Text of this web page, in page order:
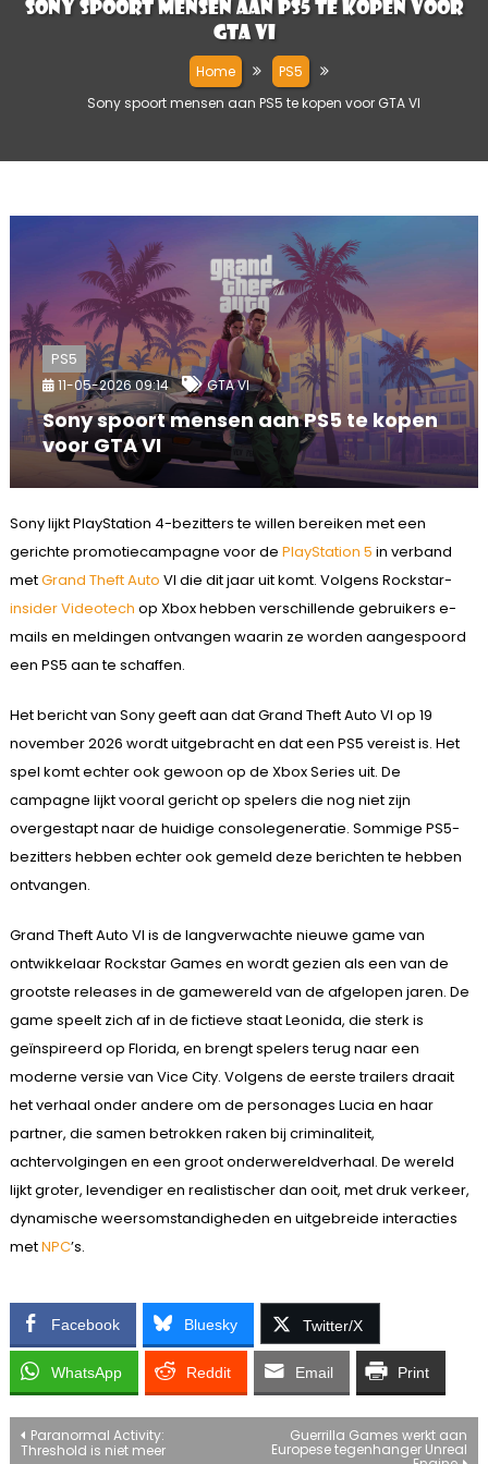
Sony spoort mensen aan PS5 te kopen voor
GTA VI
Home
PS5
Sony spoort mensen aan PS5 te kopen voor GTA VI
PS5
11-05-2026 09:14 GTA VI
Sony spoort mensen aan PS5 te kopen
voor GTA VI
Sony lijkt PlayStation 4-bezitters te willen bereiken met een
gerichte promotiecampagne voor de PlayStation 5 in verband
metGrand Theft Auto VI die dit jaar uit komt. Volgens Rockstar-
insiderVideotech op Xbox hebben verschillende gebruikers e-
mails en meldingen ontvangen waarin ze worden aangespoord
een PS5 aan te schaffen.
Het bericht van Sony geeft aan dat Grand Theft Auto VI op 19
november 2026 wordt uitgebracht en dat een PS5 vereist is. Het
spel komt echter ook gewoon op de Xbox Series uit. De
campagne lijkt vooral gericht op spelers die nog niet zijn
overgestapt naar de huidige consolegeneratie. Sommige PS5-
bezitters hebben echter ook gemeld deze berichten te hebben
ontvangen.
Grand Theft Auto VI is de langverwachte nieuwe game van
ontwikkelaar Rockstar Games en wordt gezien als een van de
grootste releases in de gamewereld van de afgelopen jaren. De
game speelt zich af in de fictieve staat Leonida, die sterk is
geïnspireerd op Florida, en brengt spelers terug naar een
moderne versie van Vice City. Volgens de eerste trailers draait
het verhaal onder andere om de personages Lucia en haar
partner, die samen betrokken raken bij criminaliteit,
achtervolgingen en een groot onderwereldverhaal. De wereld
lijkt groter, levendiger en realistischer dan ooit, met druk verkeer,
dynamische weersomstandigheden en uitgebreide interacties
metNPC’s.
Facebook Bluesky Twitter/X
WhatsApp Reddit Email Print
Bericht
Paranormal Activity:
Threshold is niet meer
Guerrilla Games werkt aan
Europese tegenhanger Unreal